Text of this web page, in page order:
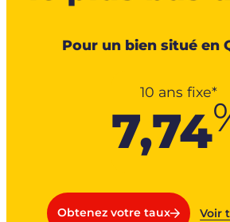
Pour un bien situé en
10 ans fixe*
7,74
Obtenez votre taux Voir